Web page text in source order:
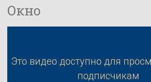
Окно
Это видео доступно для
подписчикам